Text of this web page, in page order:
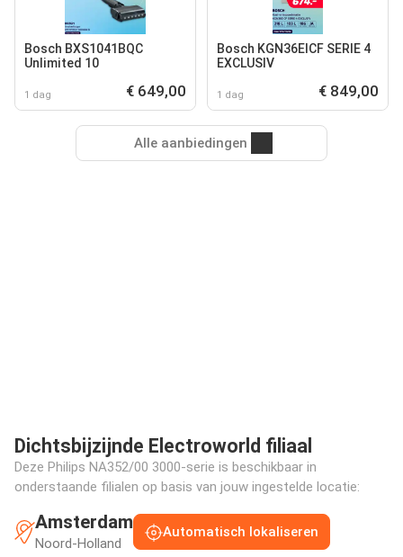
Bosch BXS1041BQC
Unlimited 10
1 dag € 649,00
Bosch KGN36EICF SERIE 4
EXCLUSIV
1 dag € 849,00
Alle aanbiedingen
Dichtsbijzijnde Electroworld filiaal
Deze Philips NA352/00 3000-serie is beschikbaar in
onderstaande filialen op basis van jouw ingestelde locatie:
Amsterdam
Noord-Holland
Automatisch lokaliseren